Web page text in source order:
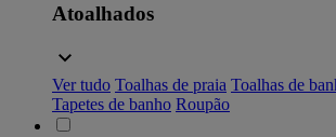
Atoalhados
Ver tudo Toalhas de praia Toalhas de
Tapetes de banho Roupão